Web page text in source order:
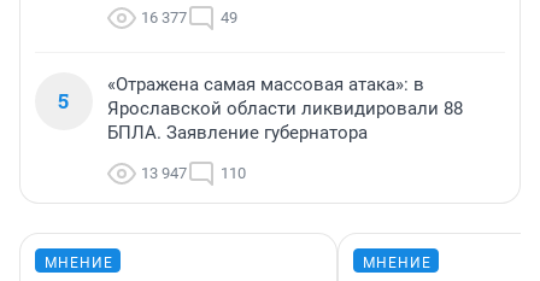
16 377 49
5
«Отражена самая массовая атака»: в
Ярославской области ликвидировали 88
БПЛА. Заявление губернатора
13 947 110
МНЕНИЕ МНЕНИЕ